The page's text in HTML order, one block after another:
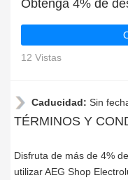
12 Vistas
Caducidad: Sin
TÉRMINOS Y
Disfruta de más de 4%
utilizar AEG Shop